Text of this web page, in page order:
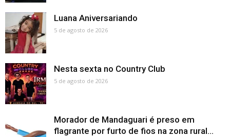
Luana Aniversariando
5 de agosto de 2026
Nesta sexta no Country Club
5 de agosto de 2026
Morador de Mandaguari é preso em
flagrante por furto de fios na zona rural...